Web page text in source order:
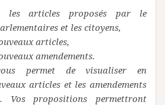
les articles proposés par le
et les citoyens,
articles,
amendements.
permet de visualiser en
articles et les amendements
Vos propositions permettront